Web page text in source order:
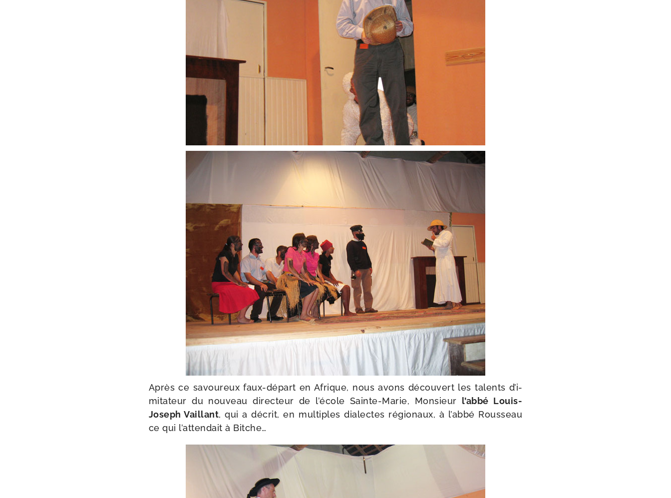
Après ce savou­reux faux-​départ en Afrique, nous avons décou­vert les talents d’i­
mi­ta­teur du nou­veau direc­teur de l’é­cole Sainte-​Marie, Monsieur l’ab­bé Louis-​
Joseph Vaillant, qui a décrit, en mul­tiples dia­lectes régio­naux, à l’ab­bé Rousseau
ce qui l’at­ten­dait à Bitche…